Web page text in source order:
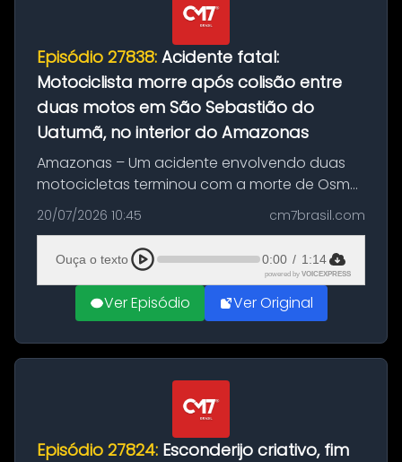
Episódio 27838: Acidente fatal:
Motociclista morre após colisão entre
duas motos em São Sebastião do
Uatumã, no interior do Amazonas
Amazonas – Um acidente envolvendo duas
motocicletas terminou com a morte de Osmar
Figueiredo de Souza, de 38 anos, no município
de São Sebastião do Uatumã, no interior do
Amazonas. A colisão ocorreu n...
20/07/2026 10:45 cm7brasil.com
Ouça o texto 0:00 / 1:14
powered by VOICEXPRESS
Ver Episódio Ver Original
Episódio 27824: Esconderijo criativo, fim